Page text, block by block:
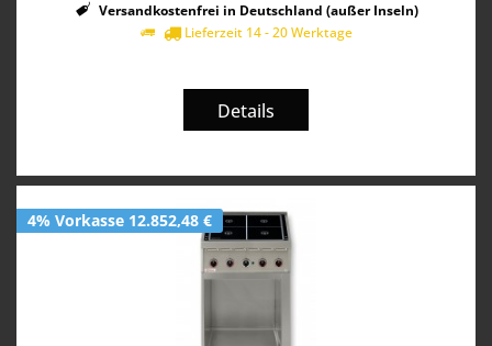
Versandkostenfrei in Deutschland (außer Inseln)
Lieferzeit 14 - 20 Werktage
Details
4% Vorkasse 12.852,48 €